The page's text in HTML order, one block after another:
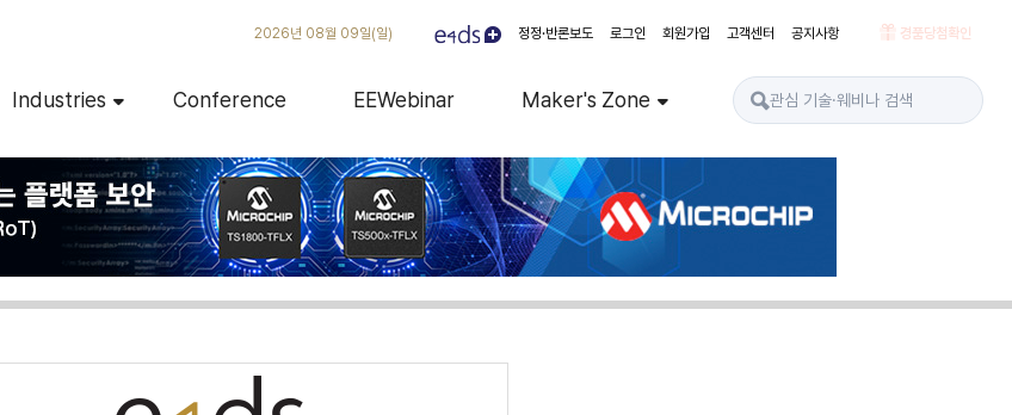
2026년 08월 09일(일) 정정·반론보도 로그인 회원가입 고객센터 공지사항 경품당첨확인
Industries Conference EEWebinar Maker's Zone